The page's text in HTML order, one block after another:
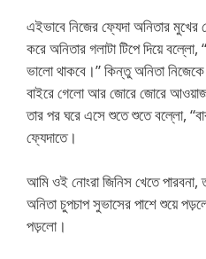
এইভাবে নিজের ফ্যেদা অনিতার
করে অনিতার গলাটা টিপে দিয়ে বল্লো,
ভালো থাকবে।” কিন্তু অনিতা নিজেকে
বাইরে গেলো আর জোরে জোরে
তার পর ঘরে এসে শুতে শুতে বল্লো,
ফ্যেদাতে।
আমি ওই নোংরা জিনিস খেতে
অনিতা চুপচাপ সুভাসের পাশে শুয়ে
পড়লো।